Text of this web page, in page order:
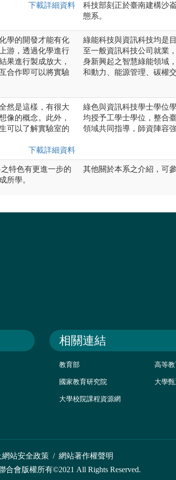
下載詳細資料
科技部刻正於臺南建構沙
態系。
學的開發才能有化
游，透過化學進行
果進行製成放大，
合作即可以將實驗
綠能科技與資訊科技均是
至一般資訊科技公司就業
身新興起之智慧綠能領域
和動力、能源管理、碳權交
然是這樣，有很大
像的概念。此外，
可以了解實驗室的
下載詳細資料
綠色與資訊科技學士學位
均授予工學士學位，整合
領域共同指導，師資陣容
特色有更進一步的
所學。
其他關於本系之介紹，可
相關連結
教育部 高等教
國家教育研究院 大學
大學校院課程資源網
網站安全政策 / 網站著作權聲明
合會版權所有©2021 All Rights Reserved.